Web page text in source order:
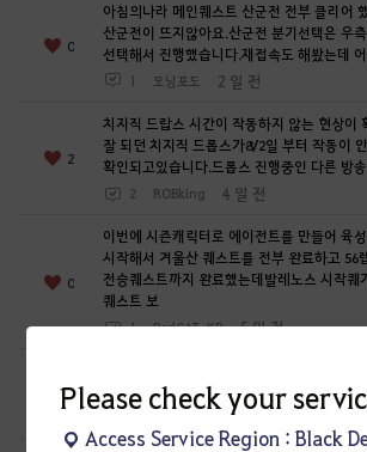
Please check your
Access Service Region : Black
습
니
0
아침의나라 메인퀘스트 산군전 전부 클리어
산군전이 뜨지않아요.산군전 분기선택은 우
선택해서 진행했습니다.재접속도 해봤는데
1 모닝포도 2 일 전
2
치지직 드랍스 시간이 작동하지 않는 현상이
잘 되던 치지직 드롭스가8/2일 부터 작동이
확인되고있습니다.드롭스 진행중인 다른 방
2 ROBking 4 일 전
0
이번에 시즌캐릭터로 에이전트를 만들어 육
시작해서 겨울산 퀘스트를 전부 완료하고 56
전승퀘스트까지 완료했는데발레노스 시작퀘
퀘스트 보
1 RedCAT-KR 5 일 전
0
퀘 어디서 받나여??
6 일 전